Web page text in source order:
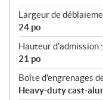
Largeur de
24 po
Hauteur d'admission :
21 po
Boîte d'engrenages
Heavy-duty cast-